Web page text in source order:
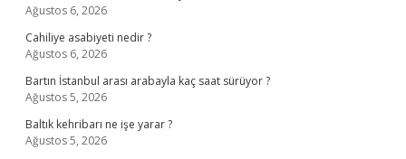
Ağustos 6, 2026
Cahiliye asabiyeti nedir ?
Ağustos 6, 2026
Bartın İstanbul arası arabayla kaç saat sürüyor ?
Ağustos 5, 2026
Baltık kehribarı ne işe yarar ?
Ağustos 5, 2026